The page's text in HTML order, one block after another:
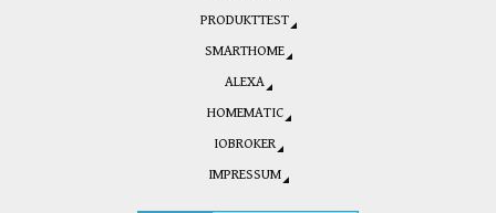
PRODUKTTEST
SMARTHOME
ALEXA
HOMEMATIC
IOBROKER
IMPRESSUM